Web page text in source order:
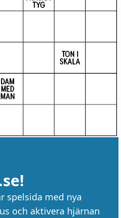
spelsida med nya
och aktivera hjärnan